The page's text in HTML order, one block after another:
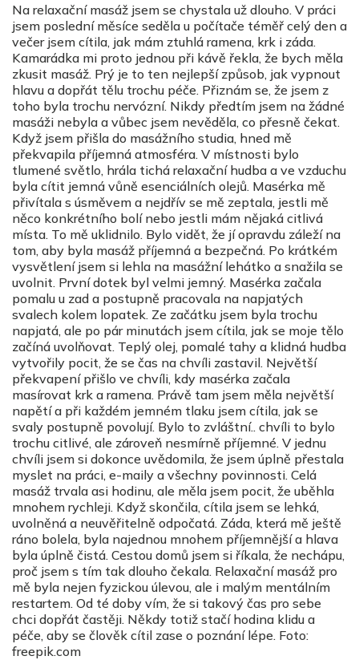
Na relaxační masáž jsem se chystala už dlouho. V práci
jsem poslední měsíce seděla u počítače téměř celý den a
večer jsem cítila, jak mám ztuhlá ramena, krk i záda.
Kamarádka mi proto jednou při kávě řekla, že bych měla
zkusit masáž. Prý je to ten nejlepší způsob, jak vypnout
hlavu a dopřát tělu trochu péče. Přiznám se, že jsem z
toho byla trochu nervózní. Nikdy předtím jsem na žádné
masáži nebyla a vůbec jsem nevěděla, co přesně čekat.
Když jsem přišla do masážního studia, hned mě
překvapila příjemná atmosféra. V místnosti bylo
tlumené světlo, hrála tichá relaxační hudba a ve vzduchu
byla cítit jemná vůně esenciálních olejů. Masérka mě
přivítala s úsměvem a nejdřív se mě zeptala, jestli mě
něco konkrétního bolí nebo jestli mám nějaká citlivá
místa. To mě uklidnilo. Bylo vidět, že jí opravdu záleží na
tom, aby byla masáž příjemná a bezpečná. Po krátkém
vysvětlení jsem si lehla na masážní lehátko a snažila se
uvolnit. První dotek byl velmi jemný. Masérka začala
pomalu u zad a postupně pracovala na napjatých
svalech kolem lopatek. Ze začátku jsem byla trochu
napjatá, ale po pár minutách jsem cítila, jak se moje tělo
začíná uvolňovat. Teplý olej, pomalé tahy a klidná hudba
vytvořily pocit, že se čas na chvíli zastavil. Největší
překvapení přišlo ve chvíli, kdy masérka začala
masírovat krk a ramena. Právě tam jsem měla největší
napětí a při každém jemném tlaku jsem cítila, jak se
svaly postupně povolují. Bylo to zvláštní.. chvíli to bylo
trochu citlivé, ale zároveň nesmírně příjemné. V jednu
chvíli jsem si dokonce uvědomila, že jsem úplně přestala
myslet na práci, e-maily a všechny povinnosti. Celá
masáž trvala asi hodinu, ale měla jsem pocit, že uběhla
mnohem rychleji. Když skončila, cítila jsem se lehká,
uvolněná a neuvěřitelně odpočatá. Záda, která mě ještě
ráno bolela, byla najednou mnohem příjemnější a hlava
byla úplně čistá. Cestou domů jsem si říkala, že nechápu,
proč jsem s tím tak dlouho čekala. Relaxační masáž pro
mě byla nejen fyzickou úlevou, ale i malým mentálním
restartem. Od té doby vím, že si takový čas pro sebe
chci dopřát častěji. Někdy totiž stačí hodina klidu a
péče, aby se člověk cítil zase o poznání lépe. Foto:
freepik.com